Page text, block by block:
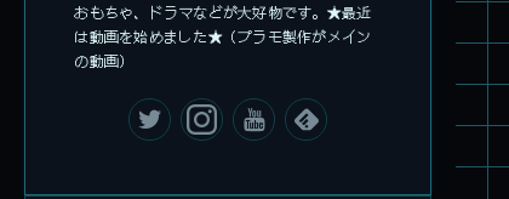
おもちゃ、ドラマなどが大好物です。★最近
は動画を始めました★（プラモ製作がメイン
の動画）
パチ組塗装★モデロイド 1/60 イングラム リアクティブアーマ